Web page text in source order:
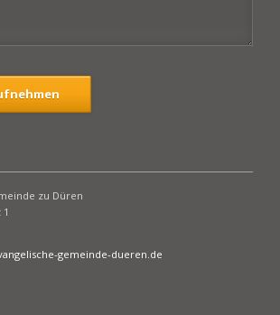
zu Düren
gemeinde-dueren.de